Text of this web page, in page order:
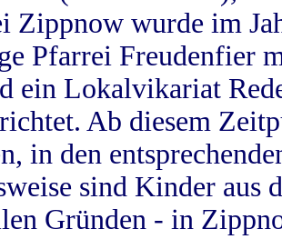
Zippnow wurde im
Pfarrei Freudenfier
ein Lokalvikariat
Ab diesem
in den
sind Kinder aus
Gründen - in